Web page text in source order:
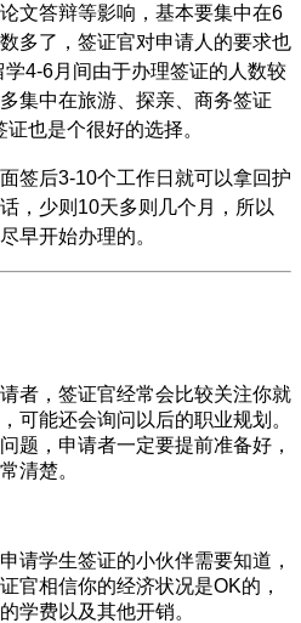
文答辩等影响，基本要集中在6
多了，签证官对申请人的要求也
4-6月间由于办理签证的人数较
集中在旅游、探亲、商务签证
也是个很好的选择。
签后3-10个工作日就可以拿回护
，少则10天多则几个月，所以
早开始办理的。
者，签证官经常会比较关注你就
可能还会询问以后的职业规划。
题，申请者一定要提前准备好，
清楚。
请学生签证的小伙伴需要知道，
官相信你的经济状况是OK的，
学费以及其他开销。